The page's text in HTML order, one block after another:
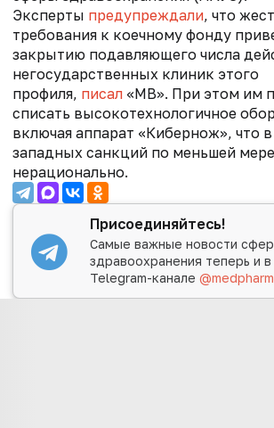
Эксперты предупреждали, что
требования к коечному фонду
закрытию подавляющего числа
негосударственных клиник этого
профиля, писал «МВ». При этом им
списать высокотехнологичное
включая аппарат «Кибернож», что в
западных санкций по меньшей мере
нерационально.
Присоединяйтесь!
Самые важные новости
здравоохранения теперь и
Telegram-канале@medpharm